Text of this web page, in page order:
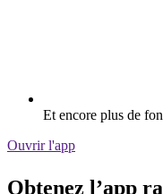
Et encore plus de
Ouvrir l'app
Obtenez l’app